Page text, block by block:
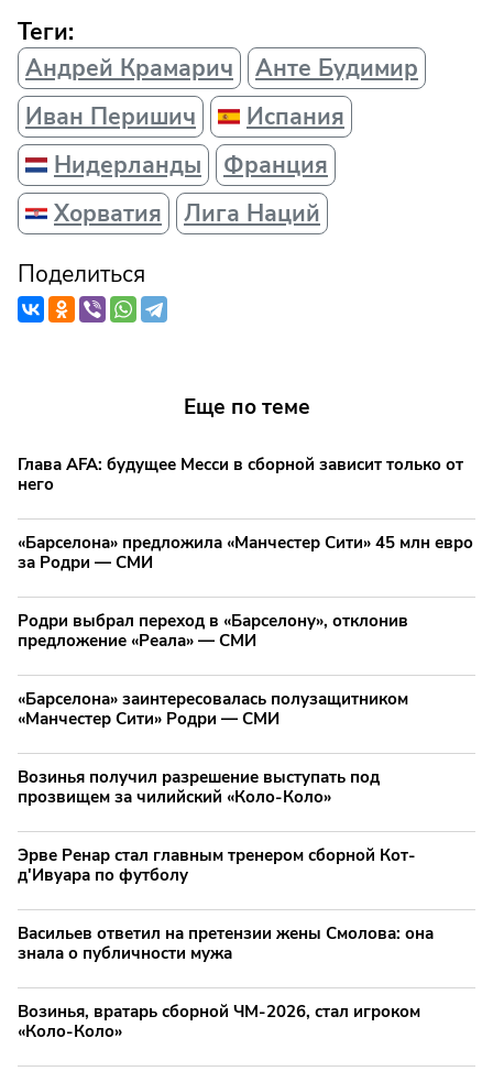
Теги:
Андрей Крамарич
Анте Будимир
Иван Перишич
Испания
Нидерланды
Франция
Хорватия
Лига Наций
Поделиться
Еще по теме
Глава AFA: будущее Месси в сборной зависит только от
него
«Барселона» предложила «Манчестер Сити» 45 млн евро
за Родри — СМИ
Родри выбрал переход в «Барселону», отклонив
предложение «Реала» — СМИ
«Барселона» заинтересовалась полузащитником
«Манчестер Сити» Родри — СМИ
Возинья получил разрешение выступать под
прозвищем за чилийский «Коло-Коло»
Эрве Ренар стал главным тренером сборной Кот-
д'Ивуара по футболу
Васильев ответил на претензии жены Смолова: она
знала о публичности мужа
Возинья, вратарь сборной ЧМ-2026, стал игроком
«Коло-Коло»